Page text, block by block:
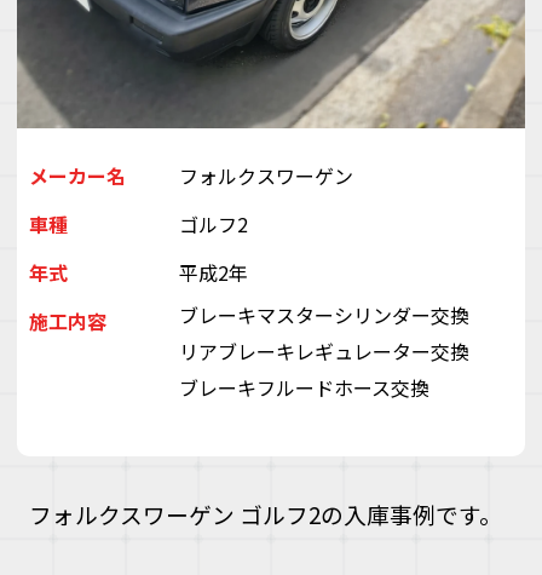
メーカー名
フォルクスワーゲン
車種
ゴルフ2
年式
平成2年
施工内容
ブレーキマスターシリンダー交換
リアブレーキレギュレーター交換
ブレーキフルードホース交換
フォルクスワーゲン ゴルフ2の入庫事例です。